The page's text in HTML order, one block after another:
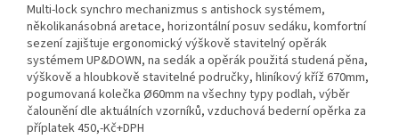
Multi-lock synchro mechanizmus s antishock systémem,
několikanásobná aretace, horizontální posuv sedáku, komfortní
sezení zajištuje ergonomický výškově stavitelný opěrák
systémem UP&DOWN, na sedák a opěrák použitá studená pěna,
výškově a hloubkově stavitelné područky, hliníkový kříž 670mm,
pogumovaná kolečka Ø60mm na všechny typy podlah, výběr
čalounění dle aktuálních vzorníků, vzduchová bederní opěrka za
příplatek 450,-Kč+DPH